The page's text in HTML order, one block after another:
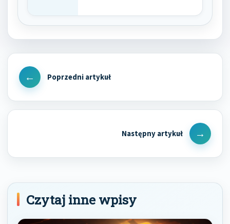
Nawigacja
wpisu
Previous
Next
Post
Czytaj inne wpisy